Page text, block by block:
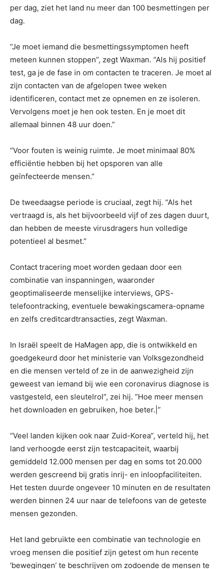
per dag, ziet het land nu meer dan 100 besmettingen per
dag.
“Je moet iemand die besmettingssymptomen heeft
meteen kunnen stoppen”, zegt Waxman. “Als hij positief
test, ga je de fase in om contacten te traceren. Je moet al
zijn contacten van de afgelopen twee weken
identificeren, contact met ze opnemen en ze isoleren.
Vervolgens moet je hen ook testen. En je moet dit
allemaal binnen 48 uur doen.”
“Voor fouten is weinig ruimte. Je moet minimaal 80%
efficiëntie hebben bij het opsporen van alle
geïnfecteerde mensen.”
De tweedaagse periode is cruciaal, zegt hij. “Als het
vertraagd is, als het bijvoorbeeld vijf of zes dagen duurt,
dan hebben de meeste virusdragers hun volledige
potentieel al besmet.”
Contact tracering moet worden gedaan door een
combinatie van inspanningen, waaronder
geoptimaliseerde menselijke interviews, GPS-
telefoontracking, eventuele bewakingscamera-opname
en zelfs creditcardtransacties, zegt Waxman.
In Israël speelt de HaMagen app, die is ontwikkeld en
goedgekeurd door het ministerie van Volksgezondheid
en die mensen verteld of ze in de aanwezigheid zijn
geweest van iemand bij wie een coronavirus diagnose is
vastgesteld, een sleutelrol”, zei hij. “Hoe meer mensen
het downloaden en gebruiken, hoe beter.|”
“Veel landen kijken ook naar Zuid-Korea”, verteld hij, het
land verhoogde eerst zijn testcapaciteit, waarbij
gemiddeld 12.000 mensen per dag en soms tot 20.000
werden gescreend bij gratis inrij- en inloopfaciliteiten.
Het testen duurde ongeveer 10 minuten en de resultaten
werden binnen 24 uur naar de telefoons van de geteste
mensen gezonden.
Het land gebruikte een combinatie van technologie en
vroeg mensen die positief zijn getest om hun recente
‘bewegingen’ te beschrijven om zodoende de mensen te